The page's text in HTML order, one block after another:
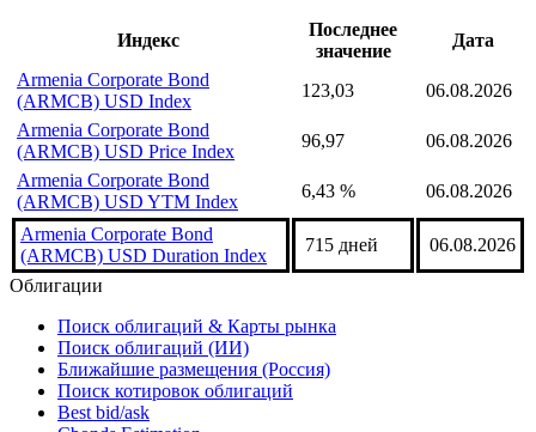
Индексы подгруппы
Индекс
значение
Armenia Corporate Bond
(ARMCB) USD Index
Armenia Corporate Bond
(ARMCB) USD Price Index
96,97
06.08.2026
Armenia Corporate Bond
(ARMCB) USD YTM Index
6,43 % 06.08.2026
Armenia Corporate Bond
(ARMCB) USD Duration Index
715 дней
Облигации
Поиск облигаций & Карты рынка